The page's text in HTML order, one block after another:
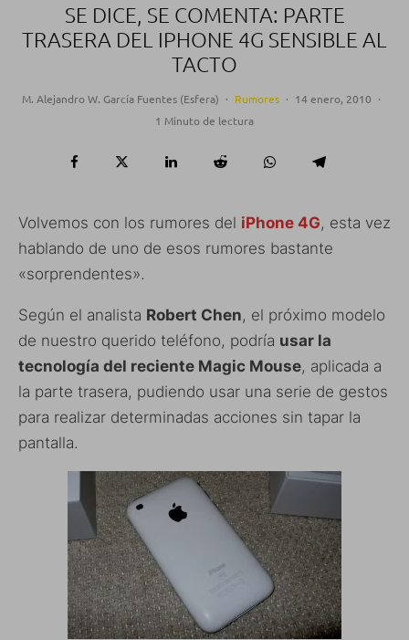
SE DICE, SE COMENTA: PARTE
TRASERA DEL IPHONE 4G SENSIBLE AL
TACTO
M. Alejandro W. García Fuentes (Esfera) · Rumores · 14 enero, 2010 ·
1 Minuto de lectura
Volvemos con los rumores del iPhone 4G, esta vez
hablando de uno de esos rumores bastante
«sorprendentes».
Según el analista Robert Chen, el próximo modelo
de nuestro querido teléfono, podría usar la
tecnología del reciente Magic Mouse, aplicada a
la parte trasera, pudiendo usar una serie de gestos
para realizar determinadas acciones sin tapar la
pantalla.